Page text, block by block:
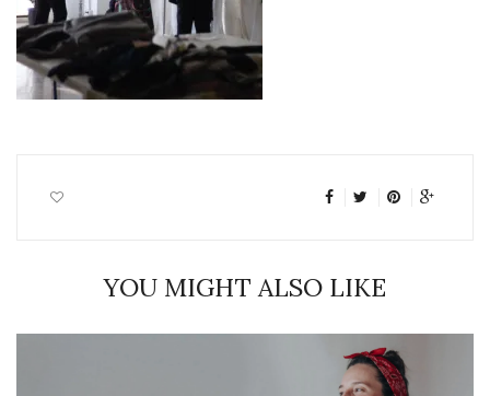
YOU MIGHT ALSO LIKE